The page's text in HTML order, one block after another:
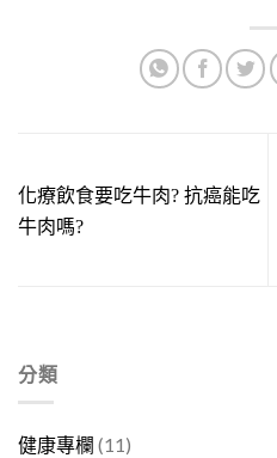
化療飲食要吃牛肉? 抗癌能吃
牛肉嗎?
分類
健康專欄 (11)